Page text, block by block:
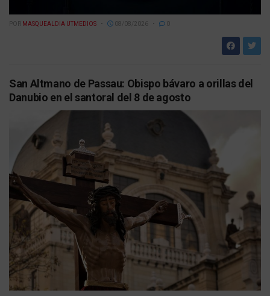
POR MASQUEALDIA UTMEDIOS 08/08/2026 0
San Altmano de Passau: Obispo bávaro a orillas del
Danubio en el santoral del 8 de agosto